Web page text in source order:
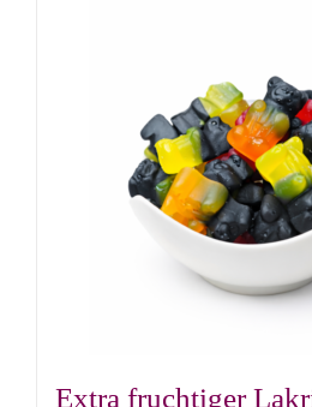
Varianten
auf.
Die
Optionen
können
auf
der
Extra fruchtiger